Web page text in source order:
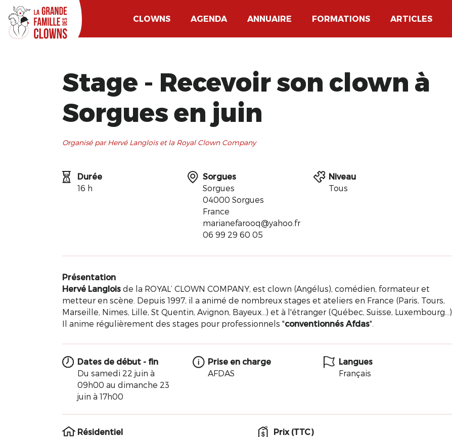
CLOWNS AGENDA ANNUAIRE FORMATIONS ARTICLES
Stage - Recevoir son clown à
Sorgues en juin
Organisé par Hervé Langlois et la Royal Clown Company
Durée
16 h
Sorgues
Sorgues
04000 Sorgues
France
marianefarooq@yahoo.fr
06 99 29 60 05
Niveau
Tous
Présentation
Hervé Langlois de la ROYAL’ CLOWN COMPANY, est clown (Angélus), comédien, formateur et
metteur en scène. Depuis 1997, il a animé de nombreux stages et ateliers en France (Paris, Tours,
Marseille, Nimes, Lille, St Quentin, Avignon, Bayeux...) et à l'étranger (Québec, Suisse, Luxembourg...)
Il anime régulièrement des stages pour professionnels "conventionnés Afdas".
Dates de début - fin
Du samedi 22 juin à
09h00 au dimanche 23
juin à 17h00
Prise en charge
AFDAS
Langues
Français
Résidentiel
Prix (TTC)